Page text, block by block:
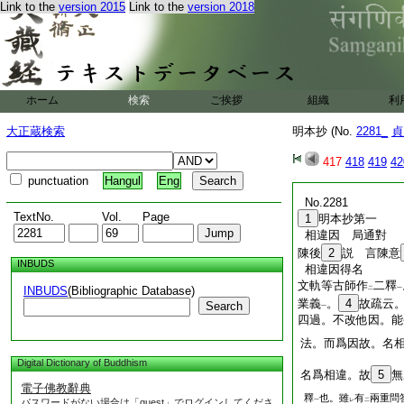
Link to the version 2015 Link to the version 2018
ホーム 検索 ご挨拶 組織 利
大正蔵検索
punctuation Hangul Eng
TextNo. Vol. Page
INBUDS
INBUDS(Bibliographic Database)
Search
Digital Dictionary of Buddhism
電子佛教辭典
明本抄 (No. 2281_
417 418 419
No.2281
1 明本抄第一
相違因 局通對
陳後 2 説 言陳意
相違因得名
文軌等古師作二二釋一
業義一。 4 故疏云
四過。不改他因。
法。而爲因故。名
名爲相違。故 5
釋一也。雖レ有二兩重問